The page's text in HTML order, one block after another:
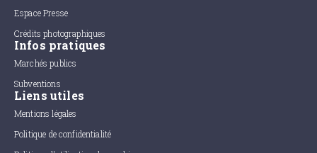
Espace Presse
Crédits photographiques
Infos pratiques
Marchés publics
Subventions
Liens utiles
Mentions légales
Politique de confidentialité